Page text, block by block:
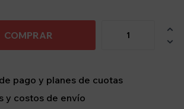
COMPRAR


pago y planes de cuotas
y costos de envío